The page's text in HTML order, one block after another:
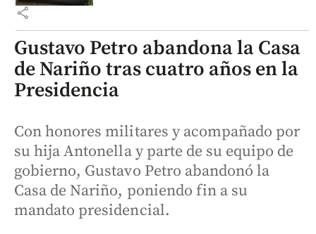
share
Gustavo Petro abandona la Casa
de Nariño tras cuatro años en la
Presidencia
Con honores militares y acompañado por
su hija Antonella y parte de su equipo de
gobierno, Gustavo Petro abandonó la
Casa de Nariño, poniendo fin a su
mandato presidencial.